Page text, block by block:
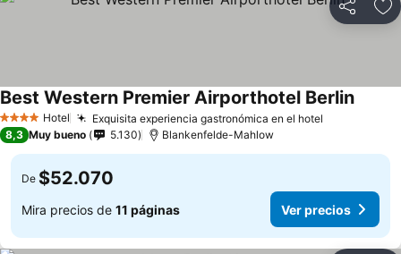
Compartir
4 EstrellasHotel Exquisita experiencia gastronómica en el hotel
Best Western Premier Airporthotel Berlin
8,3 Muy bueno 5.130 Blankenfelde-Mahlow
De $52.070
Mira precios de 11 páginas Ver precios